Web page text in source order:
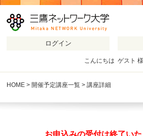
こんにちは ゲスト 様
HOME > 開催予定講座一覧 > 講座詳細
お申込みの受付は終了いた